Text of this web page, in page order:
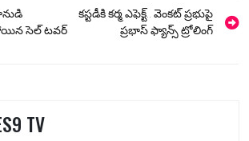
సెల్ టవర్
కస్టడీకి కర్మ ఎఫెక్ట్.. వెంకట్ ప్రభుపై
ప్రభాస్ ఫ్యాన్స్ ట్రోలింగ్
TV